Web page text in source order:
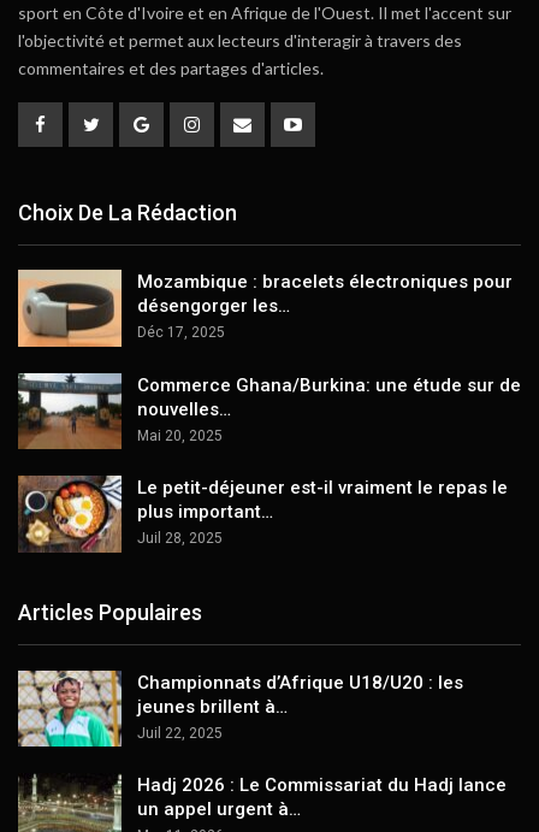
sport en Côte d'Ivoire et en Afrique de l'Ouest. Il met l'accent sur
l'objectivité et permet aux lecteurs d'interagir à travers des
commentaires et des partages d'articles.
Choix De La Rédaction
Mozambique : bracelets électroniques pour
désengorger les…
Déc 17, 2025
Commerce Ghana/Burkina: une étude sur de
nouvelles…
Mai 20, 2025
Le petit-déjeuner est-il vraiment le repas le
plus important…
Juil 28, 2025
Articles Populaires
Championnats d’Afrique U18/U20 : les
jeunes brillent à…
Juil 22, 2025
Hadj 2026 : Le Commissariat du Hadj lance
un appel urgent à…